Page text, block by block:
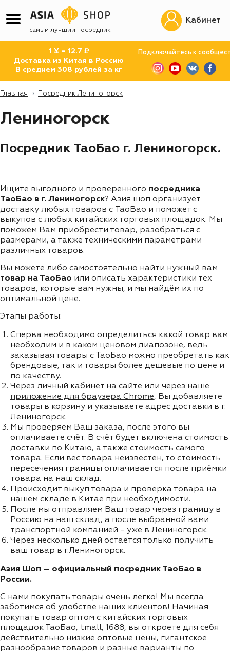
самый лучший посредник
1 ¥ = 12.7 ₽
Доставка из Китая в Россию
В среднем 308 рублей за кг
Подключайтесь к
Кабинет
Главная Посредник Лениногорск
Лениногорск
Посредник ТаоБао г. Лениногорск.
Ищите выгодного и проверенного посредника
ТаоБао в г. Лениногорск? Азия шоп организует
доставку любых товаров с TaoBao и поможет с
выкупов с любых китайских торговых площадок. Мы
поможем Вам приобрести товар, разобраться с
размерами, а также техническими параметрами
различных товаров.
Вы можете либо самостоятельно найти нужный вам
товар на ТаоБао или описать характеристики тех
товаров, которые вам нужны, и мы найдём их по
оптимальной цене.
Этапы работы:
Сперва необходимо определиться какой товар вам
необходим и в каком ценовом диапозоне, ведь
заказывая товары с ТаоБао можно преобретать как
брендовые, так и товары более дешевые по цене и
по качеству.
Через личный кабинет на сайте или через наше
приложение для браузера Chrome, Вы добавляете
товары в корзину и указываете адрес доставки в г.
Лениногорск.
Мы проверяем Ваш заказа, после этого вы
оплачиваете счёт. В счёт будет включена стоимость
доставки по Китаю, а также стоимость самого
товара. Если вес товара неизвестен, то стоимость
пересечения границы оплачивается после приёмки
товара на наш склад.
Происходит выкуп товара и проверка товара на
нашем складе в Китае при необходимости.
После мы отправляем Ваш товар через границу в
Россию на наш склад, а после выбранной вами
транспортной компанией - уже в Лениногорск.
Через несколько дней остаётся только получить
ваш товар в г.Лениногорск.
Азия Шоп – официальный посредник ТаоБао в
России.
С нами покупать товары очень легко! Мы всегда
заботимся об удобстве наших клиентов! Начиная
покупать товар оптом с китайских торговых
площадок ТаоБао, tmall, 1688, вы откроете для себя
действительно низкие оптовые цены, гигантское
разнообразие товаров и разные варианты по